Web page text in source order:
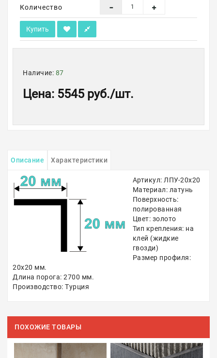
Количество
Купить
Наличие: 87
Цена: 5545 руб./шт.
Описание Характеристики
Артикул: ЛПУ-20х20
Материал: латунь
Поверхность:
полированная
Цвет: золото
Тип крепления: на
клей (жидкие
гвозди)
Размер профиля:
20х20 мм.
Длина порога: 2700 мм.
Производство: Турция
ПОХОЖИЕ ТОВАРЫ